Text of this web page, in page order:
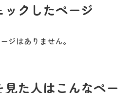
クしたページ
ジはありません。
見た人はこんなペー